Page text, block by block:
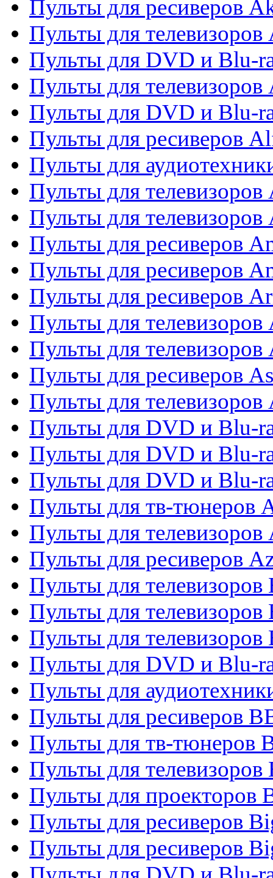
Пульты для ресиверов
Пульты для телевизоров
Пульты для DVD и Blu-
Пульты для
Пульты для DVD и Blu-
Пульты для ресиверов
Пульты для
Пульты для
Пульты для
Пульты для ресиверов
Пульты для ресиверов
Пульты для ресиверов
Пульты для
Пульты для телевизоров
Пульты для ресиверов
Пульты для телевизоров
Пульты для DVD и Blu-
Пульты для DVD и Blu-
Пульты для DVD и Blu-
Пульты для тв-тюнеров
Пульты для телевизоров
Пульты для ресиверов
Пульты для
Пульты для
Пульты для
Пульты для DVD и Blu-
Пульты для
Пульты для ресиверов
Пульты для тв-тюнеров
Пульты для телевизоров
Пульты для проекторов
Пульты для ресиверов
Пульты для ресиверов